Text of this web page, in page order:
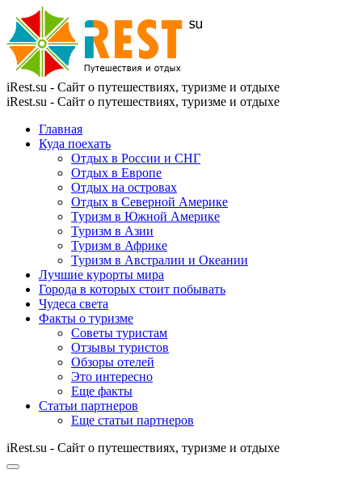
iRest.su - Сайт о путешествиях, туризме и отдыхе
iRest.su - Сайт о путешествиях, туризме и отдыхе
Главная
Куда поехать
Отдых в России и СНГ
Отдых в Европе
Отдых на островах
Отдых в Северной Америке
Туризм в Южной Америке
Туризм в Азии
Туризм в Африке
Туризм в Австралии и Океании
Лучшие курорты мира
Города в которых стоит побывать
Чудеса света
Факты о туризме
Советы туристам
Отзывы туристов
Обзоры отелей
Это интересно
Еще факты
Статьи партнеров
Еще статьи партнеров
iRest.su - Сайт о путешествиях, туризме и отдыхе